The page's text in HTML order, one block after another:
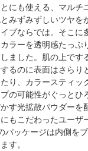
にも使える、マルチ
みずみずしいツヤを
プならでは。そこに
ラーを透明感たっぷ
ました。肌の上です
るのに表面はさらり
り、カラースティッ
の可能性がぐっとひ
す光拡散パウダーを
もこだわったユーザ
パッケージは内側を
す。